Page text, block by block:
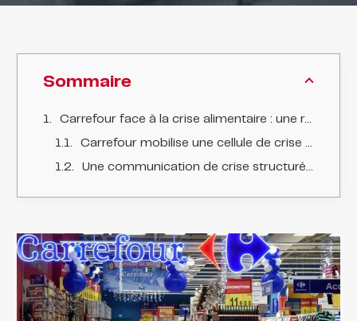
Sommaire
Carrefour face à la crise alimentaire : une réaction rapide et stratégique
Carrefour mobilise une cellule de crise pour faire face au scandale
Une communication de crise structurée et réactive